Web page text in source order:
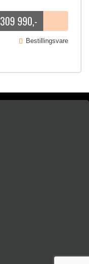
309 990,-
Bestillingsvare